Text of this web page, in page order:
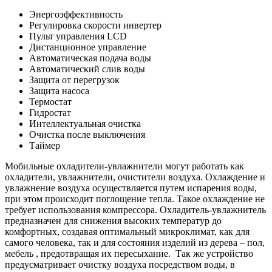
Энергоэффективность
Регулировка скорости инвертер
Пульт управления LCD
Дистанционное управление
Автоматическая подача воды
Автоматический слив воды
Защита от перегрузок
Защита насоса
Термостат
Гидростат
Интеллектуальная очистка
Очистка после выключения
Таймер
Мобильные охладители-увлажнители могут работать как
охладители, увлажнители, очистители воздуха. Охлаждение и
увлажнение воздуха осуществляется путем испарения воды,
при этом происходит поглощение тепла. Такое охлаждение не
требует использования компрессора. Охладитель-увлажнитель
предназначен для снижения высоких температур до
комфортных, создавая оптимальный микроклимат, как для
самого человека, так и для состояния изделий из дерева – пол,
мебель , предотвращая их пересыхание. Так же устройство
предусматривает очистку воздуха посредством воды, в